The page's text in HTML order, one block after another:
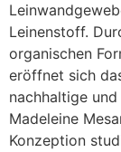
Leinenstoff.
organischen
eröffnet sich
nachhaltige
Madeleine
Konzeption